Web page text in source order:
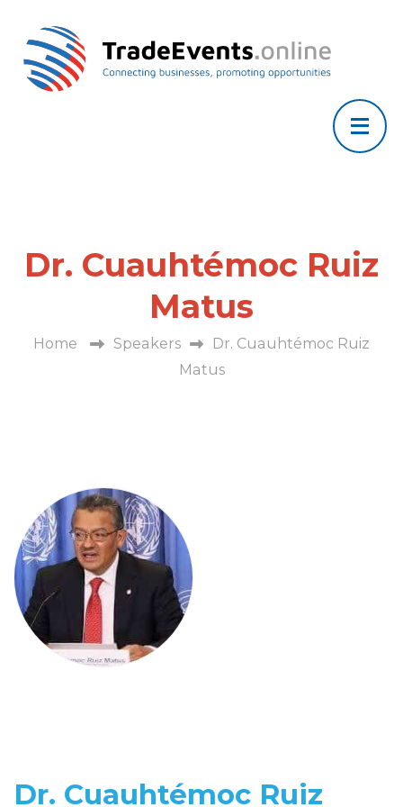
Dr. Cuauhtémoc Ruiz
Matus
Home Speakers
Dr. Cuauhtémoc Ruiz
Matus
Dr. Cuauhtémoc Ruiz